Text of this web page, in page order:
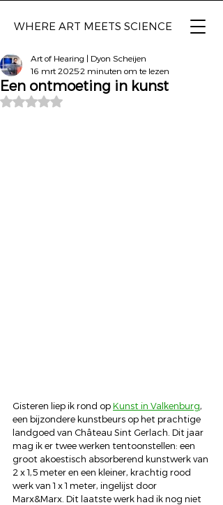
WHERE ART MEETS SCIENCE
Een ontmoeting in kunst
Art of Hearing | Dyon Scheijen
16 mrt 20252 minuten om te lezen
Beoordeeld met NaN uit 5 sterren.
Gisteren liep ik rond op Kunst in Valkenburg,
een bijzondere kunstbeurs op het prachtige
landgoed van Château Sint Gerlach. Dit jaar
mag ik er twee werken tentoonstellen: een
groot akoestisch absorberend kunstwerk van
2 x 1,5 meter en een kleiner, krachtig rood
werk van 1 x 1 meter, ingelijst door
Marx&Marx. Dit laatste werk had ik nog niet